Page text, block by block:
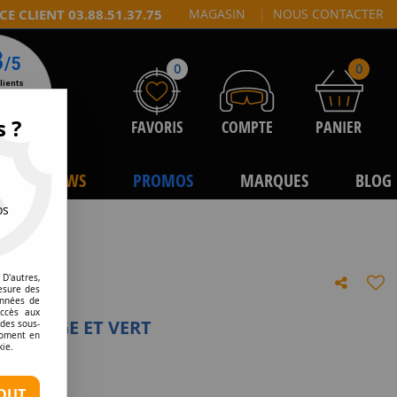
CLIENT 03.88.51.37.75 MAGASIN | NOUS CONTACTER
0
FAVORIS COMPTE
0
PANIER
NEWS PROMOS MARQUES BLOG
ROUGE ET VERT
avis
?
des
de
aux
sous-
en